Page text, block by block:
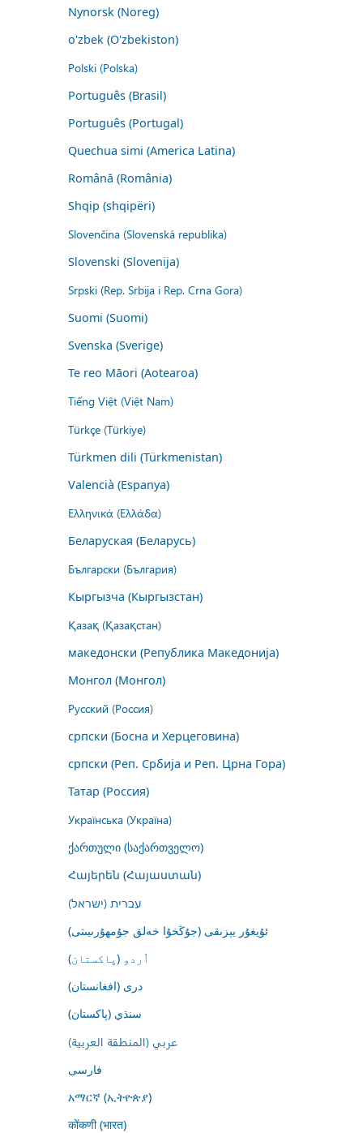
Nynorsk (Noreg)
o'zbek (O'zbekiston)
Polski (Polska)
Português (Brasil)
Português (Portugal)
Quechua simi (America Latina)
Română (România)
Shqip (shqipëri)
Slovenčina (Slovenská republika)
Slovenski (Slovenija)
Srpski (Rep. Srbija i Rep. Crna Gora)
Suomi (Suomi)
Svenska (Sverige)
Te reo Māori (Aotearoa)
Tiếng Việt (Việt Nam)
Türkçe (Türkiye)
Türkmen dili (Türkmenistan)
Valencià (Espanya)
Ελληνικά (Ελλάδα)
Беларуская (Беларусь)
Български (България)
Кыргызча (Кыргызстан)
Қазақ (Қазақстан)
македонски (Република Македонија)
Монгол (Монгол)
Русский (Россия)
српски (Босна и Херцеговина)
српски (Реп. Србија и Реп. Црна Гора)
Татар (Россия)
Українська (Україна)
ქართული (საქართველო)
Հայերեն (Հայաստան)
עברית (ישראל)
ئۇيغۇر يېزىقى (جۇڭخۇا خەلق جۇمھۇرىيىتى)
اُردو (پاکستان)
درى (افغانستان)
سنڌي (پاکستان)
عربي (المنطقة العربية)
فارسى
አማርኛ (ኢትዮጵያ)
कोंकणी (भारत)